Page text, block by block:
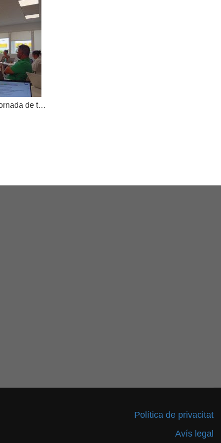
AKOE tanca el curs amb una jornada de treball compartit i dona la benvinguda a una nova cooperativa
Política de privacitat
Avís legal